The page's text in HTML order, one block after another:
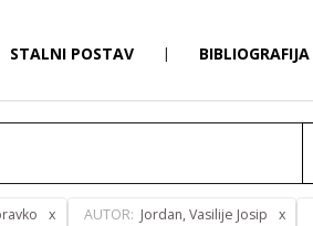
STALNI POSTAV | BIBLIOGRAFIJA
AUTOR: Jordan, Vasilije Josip